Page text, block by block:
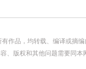
作品，均转载、编译或摘
、版权和其他问题需要同本